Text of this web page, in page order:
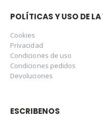
POLÍTICAS Y USO DE LA
Cookies
Privacidad
Condiciones de uso
Condiciones pedidos
Devoluciones
ESCRIBENOS